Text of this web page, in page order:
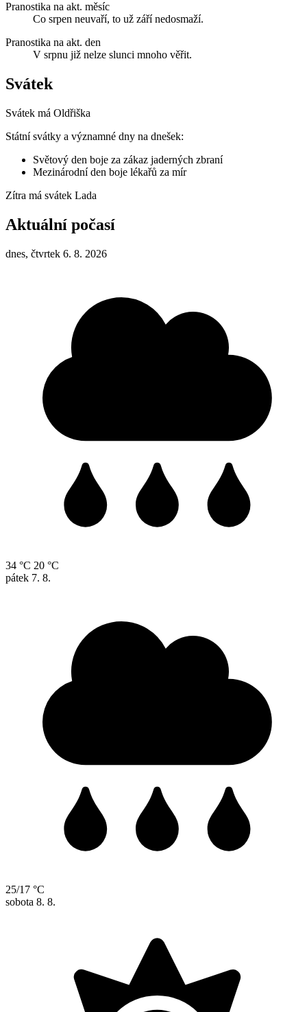
Pranostika na akt. měsíc
Co srpen neuvaří, to už září nedosmaží.
Pranostika na akt. den
V srpnu již nelze slunci mnoho věřit.
Svátek
Svátek má Oldřiška
Státní svátky a významné dny na dnešek:
Světový den boje za zákaz jaderných zbraní
Mezinárodní den boje lékařů za mír
Zítra má svátek Lada
Aktuální počasí
dnes, čtvrtek 6. 8. 2026
34 °C 20 °C
pátek 7. 8.
25/17 °C
sobota 8. 8.